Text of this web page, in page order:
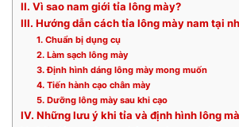
II. Vì sao nam giới tỉa lông mày?
III. Hướng dẫn cách tỉa lông mày nam tại
1. Chuẩn bị dụng cụ
2. Làm sạch lông mày
3. Định hình dáng lông mày mong muốn
4. Tiến hành cạo chân mày
5. Dưỡng lông mày sau khi cạo
IV. Những lưu ý khi tỉa và định hình lông